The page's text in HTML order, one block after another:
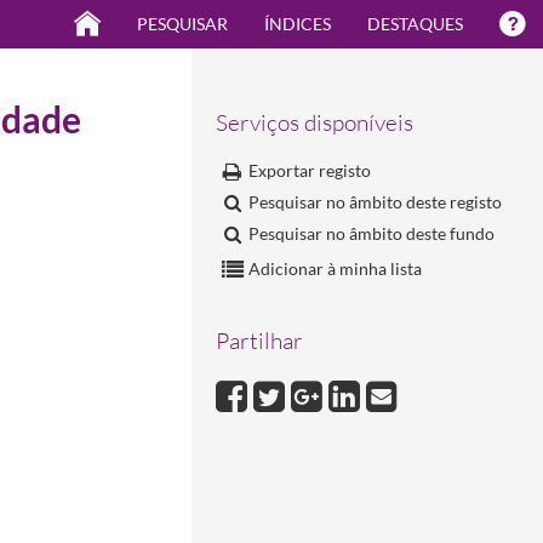
PESQUISAR ÍNDICES DESTAQUES
Serviços disponíveis
Exportar registo
Pesquisar no âmbito deste registo
Pesquisar no âmbito deste fundo
Adicionar à minha lista
Partilhar